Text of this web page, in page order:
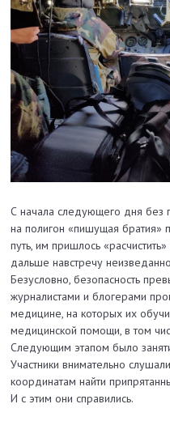
С начала следующего дня без
на полигон «пишущая братия»
путь, им пришлось
дальше навстречу
Безусловно, безопасность
журналистами и блогерами
медицине, на которых их
медицинской помощи, в том
Следующим этапом было
Участники внимательно
координатам найти
И с этим они справились.